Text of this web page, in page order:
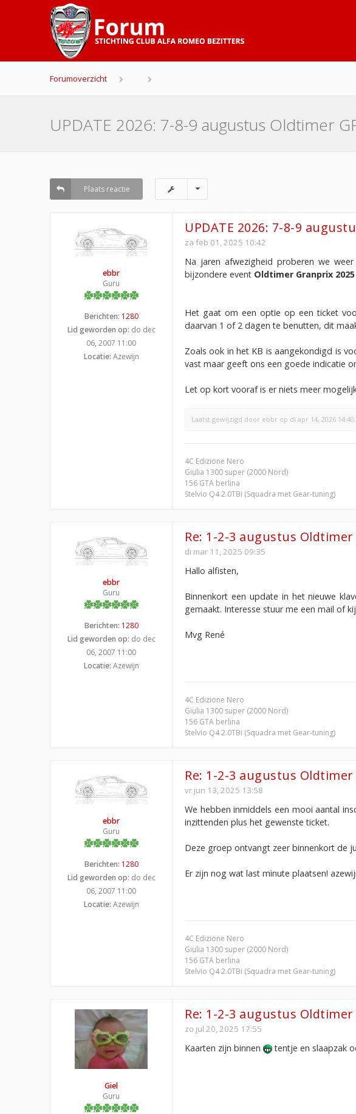
Forumoverzicht
UPDATE 2026: 7-8-9 augustus Oldtimer
Plaats reactie
ebbr
Guru
Berichten: 1280
Lid geworden op: do dec
06, 2007 11:00
Locatie: Azewijn
UPDATE 2026: 7-8-9
za feb 01, 2025 10:42
Na jaren afwezigheid proberen we
bijzondere event Oldtimer Granprix 2025
Het gaat om een optie op een ticket
daarvan 1 of 2 dagen te benutten, dit
Zoals ook in het KB is aangekondigd is
vast maar geeft ons een goede indicatie
Let op kort vooraf is er niets meer
Laatst gewijzigd door ebbr op di apr 14, 2026
4C Edizione Nero
Giulia 1300 super (2000 Nord)
156 GTA berlina
Stelvio Q4 2.0TBi (Squadra met Gear-tuning)
ebbr
Guru
Berichten: 1280
Lid geworden op: do dec
06, 2007 11:00
Locatie: Azewijn
Re: 1-2-3 augustus Oldtimer
di mar 11, 2025 09:35
Hallo alfisten,
Binnenkort een update in het nieuwe
gemaakt. Interesse stuur me een mail of
Mvg René
4C Edizione Nero
Giulia 1300 super (2000 Nord)
156 GTA berlina
Stelvio Q4 2.0TBi (Squadra met Gear-tuning)
ebbr
Guru
Berichten: 1280
Lid geworden op: do dec
06, 2007 11:00
Locatie: Azewijn
Re: 1-2-3 augustus Oldtimer
vr jun 13, 2025 13:58
We hebben inmiddels een mooi aantal
inzittenden plus het gewenste ticket.
Deze groep ontvangt zeer binnenkort de
Er zijn nog wat last minute plaatsen!
4C Edizione Nero
Giulia 1300 super (2000 Nord)
156 GTA berlina
Stelvio Q4 2.0TBi (Squadra met Gear-tuning)
Giel
Guru
Re: 1-2-3 augustus Oldtimer
zo jul 20, 2025 17:55
Kaarten zijn binnen tentje en slaapzak